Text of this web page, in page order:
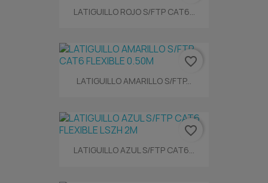
LATIGUILLO ROJO S/FTP CAT6...
LATIGUILLO AMARILLO S/FTP...
favorite_border
LATIGUILLO AZUL S/FTP CAT6...
favorite_border